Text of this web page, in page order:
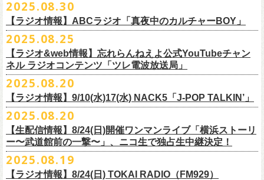
XL ： 身丈77cm / 身幅58cm / 肩幅54cm / 袖丈24cm
XXL：身丈81cm / 身幅63cm / 肩幅57cm / 袖丈25cm
※上記サイズはあくまでも目安の寸法です
3月14日(土) 仙台darwin 16:30/17:00
チケット料金：¥5,200(税込/整理番号付/
※全公演、高校生以下は当日¥2,000 キャッシュバック(当日年齢を証明で
きるもの(学生証、保険証など)のご提示が必要となります)
一般チケット発売日：
10/25〜12/22公演＞8月30日(土)
1/17〜3/14公演＞10月18日(土)＊2/21＠大分公演のみ＞10月25日(土)
詳細：https://flowercompanyz.com/live/2025/08/12/8752
チケット料金：前売 ¥5,500（税込／整理番号付／ドリンク代別途要）
※⾼校⽣以下は当⽇¥2,000 キャッシュバックします
（当⽇年齢を証明できるもの（学⽣証、保険証など）のご提⽰が必要と
なります）
※チケットにスタンディングの記載がありますが、当日は椅子あり自由
席でのご案内となります。
券売状況により、
グをお願いする場合もございます
一般チケット：発売中
https://flowercompanyz.com/live/2025/06/18/8686
問い合わせ：JAILHOUSE TEL:052-936-6041https://www.jailhouse.jp/
一の目が醒めるようなギターから“少年卓球”が始まった瞬間に、もうこの
日のフラカンの勝利は確定した――そんな気持ちになった。『正しい哺
乳類』はこの10年をかけてフラカンが研ぎ澄ませてきたバンドサウンド
とメッセージ性が高次元で結晶化した大傑作だが、その中でも、“少年卓
球”はポップで疾走感があり、初めてロックで高揚した瞬間をギュッと思
い出させるような楽曲だ。10年ぶりの武道館とライブの1曲目を飾るに相
応しい楽曲が最新アルバムに収められているという点で、今のフラカン
の絶好調ぶり、そして、この10年間のフラカンが歩んだ道のりの豊かさ
を感じずにはいられない。
他にも美しい情景を想起させる“アメジスト”や“ミント”、下世代へのメッ
セージを歌う“履歴書”、長い旅路を歩き続けるバンドの生き様を伝える“ハ
イエース”（この曲の演奏時には、ステージセットとして、実際に60万キ
ロ以上を走行したというバンドの先代ハイエースが登場した）、キャッ
チーなサウンドとモチーフの中に現代社会や人間への批評眼を忍び込ま
【 お届け 】
10月下旬発送予定
10年ぶり2回目となる日本武道館公演『フラカンの日本武道館 Part2 〜
超・今が旬〜』を9月20日(土)
月より月１配信のYouTube番組『月刊フラカン武道館 Part2』をスター
ト、番組スタート直前スペシャルのvol.0としてスキマスイッチ、第１回
目のゲストとしてTHE COLLECTORSの加藤ひさし(vo)と古市コータロー
g)、第２回目にHump Back、第３回目はスターダスト☆レビューの根本
要、第４回目は南海キャンディーズの山里亮太、第５回目は筋肉少女帯
の大槻ケンヂ、 第６回目はBRAHMANのボーカル・TOSHI-LOW、
目はラッパー・シンガーソングライターのNovel Core、そして８回目に四
星球を招きお届けしてきた今番組（全回アーカイブ配信中）。
番組最終回となる今回は、フラカンメンバー4人による「武道館直前スペ
先行配信しておりました「ただいま実演中/ピュアな匂いがチョイナチョ
イナ」を急遽CD化、ライブ会場にて販売がスタート！
ぜひお手元に〜
◎31st single「ただいま実演中/ピュアな匂いがチョイナチョイナ」
価格：1100円(税込)
収録曲:
1.ただいま実演中
2.ピュアな匂いがチョイナチョイナ
価格：1100円(税込)
https://www.mbs.jp/mmtv/
#MMTV_mbs
2025.08.30
【ラジオ情報】ABCラジオ「真夜中のカルチャーBOY」
■8月30日(土) 、9月6日(土)、9月13日(土)
深夜2:00〜3:00 ABCラジオ「真夜中のカルチャーBOY」
※グレートマエカワ インタビューOA
https://abcradio.asahi.co.jp/mayoboy/
2025.08.25
【ラジオ&web情報】忘れらんねえよ公式YouTubeチャン
ネル ラジオコンテンツ「ツレ電波放送局」
■8月25日(月)21:00公開
忘れらんねえよ公式YouTubeチャンネル ラジオコンテンツ「ツレ電波放
送局」
第10回ツレ：フラワーカンパニーズ 鈴木圭介/グレートマエカワ
https://youtu.be/BIya9VH0ZOI
2025.08.20
【ラジオ情報】9/10(水)17(水) NACK5「J-POP TALKIN’」
■9月10日(水)、17日(水) 24:00～24:30 NACK5「J-POP TALKIN’」
＊鈴木圭介、グレートマエカワ ゲスト出演
https://www.nack5.co.jp/program/j-pop_talkin/
2025.08.20
【生配信情報】8/24(日)開催ワンマンライブ「横浜ストーリ
ー〜武道館前の一撃〜」、ニコ生で独占生中継決定！
2025.08.19
【ラジオ情報】8/24(日) TOKAI RADIO（FM929）